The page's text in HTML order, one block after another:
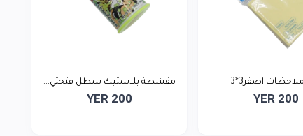
اصفر3*3
YER 200
مقشطة بلاستيك سطل فتحتي...
YER 200